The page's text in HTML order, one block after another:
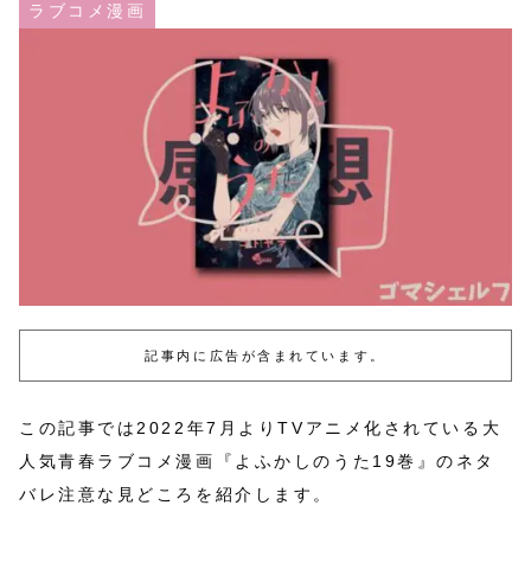
ラブコメ漫画
記事内に広告が含まれています。
この記事では2022年7月よりTVアニメ化されている大
人気青春ラブコメ漫画『よふかしのうた19巻』のネタ
バレ注意な見どころを紹介します。